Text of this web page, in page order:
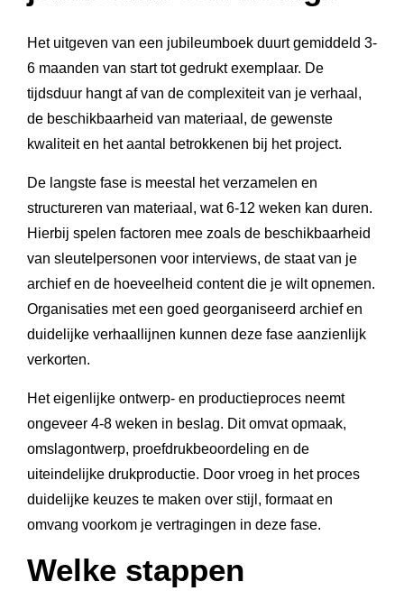
Het uitgeven van een jubileumboek duurt gemiddeld 3-
6 maanden van start tot gedrukt exemplaar. De
tijdsduur hangt af van de complexiteit van je verhaal,
de beschikbaarheid van materiaal, de gewenste
kwaliteit en het aantal betrokkenen bij het project.
De langste fase is meestal het verzamelen en
structureren van materiaal, wat 6-12 weken kan duren.
Hierbij spelen factoren mee zoals de beschikbaarheid
van sleutelpersonen voor interviews, de staat van je
archief en de hoeveelheid content die je wilt opnemen.
Organisaties met een goed georganiseerd archief en
duidelijke verhaallijnen kunnen deze fase aanzienlijk
verkorten.
Het eigenlijke ontwerp- en productieproces neemt
ongeveer 4-8 weken in beslag. Dit omvat opmaak,
omslagontwerp, proefdrukbeoordeling en de
uiteindelijke drukproductie. Door vroeg in het proces
duidelijke keuzes te maken over stijl, formaat en
omvang voorkom je vertragingen in deze fase.
Welke stappen